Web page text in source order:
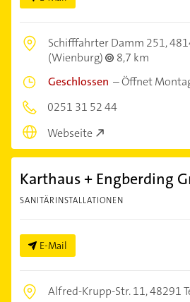
Schifffahrter Damm 251,
(Wienburg)
8,7 km
Geschlossen –Öffnet
0251 31 52 44
Webseite
Karthaus + Engberding
SANITÄRINSTALLATIONEN
E-Mail
Alfred-Krupp-Str. 11,48291